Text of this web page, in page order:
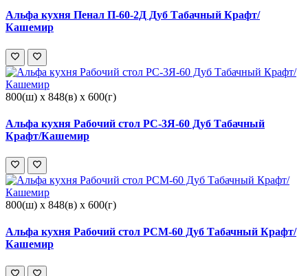
Альфа кухня Пенал П-60-2Д Дуб Табачный Крафт/
Кашемир
800(ш) x 848(в) x 600(г)
Альфа кухня Рабочий стол РС-3Я-60 Дуб Табачный
Крафт/Кашемир
800(ш) x 848(в) x 600(г)
Альфа кухня Рабочий стол РСМ-60 Дуб Табачный Крафт/
Кашемир